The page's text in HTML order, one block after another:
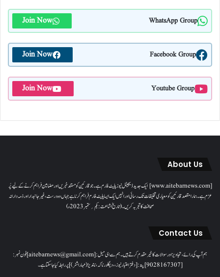
WhatsApp Group
Join Now
Facebook Group
Join Now
Youtube Group
Join Now
About Us
[www.aitebarnews.com] ایک جدید ڈیجیٹل نیوز پلیٹ فارم ہے۔ جو قارئین کو مستند خبریں اور مضامین فراہم کرنے کے لیے پُر
عزم ہے۔ ہمارا مقصدقارئین کو معیاری تخلیقات تک رسائی اور انہیں ایک ایسا پلیٹ فارم فراہم کرنا ہے جہاں وہ درست، غیر جانبدار اور ذمہ دارانہ
صحافت کا تجربہ کریں۔( تاریخ اشاعت : یکم؍ ستمبر 2023ء)
Contact Us
ہم آپ کی رائے، تجاویز اور سوالات کا خیرمقدم کرتے ہیں۔ ہم سےای میل: [aitebarnews@gmail.com]فون نمبر:
[9028167307]پتہ: [دفتر اعتبار نیوز، ، دیگلور ناکہ، ناندیڑ(مہاراشٹر) ] پر رابطہ کیا جاسکتا ہے۔